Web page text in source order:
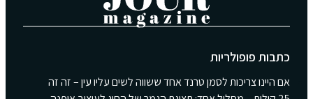
כתבות פופולריות
אם היינו צריכות לסמן טרנד אחד ששווה לשים עליו עין – זה זה